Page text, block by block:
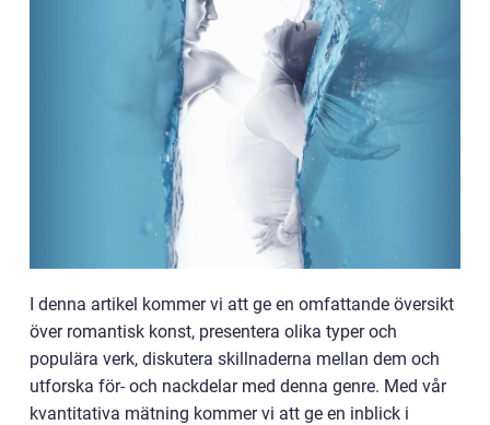
I denna artikel kommer vi att ge en omfattande översikt
över romantisk konst, presentera olika typer och
populära verk, diskutera skillnaderna mellan dem och
utforska för- och nackdelar med denna genre. Med vår
kvantitativa mätning kommer vi att ge en inblick i